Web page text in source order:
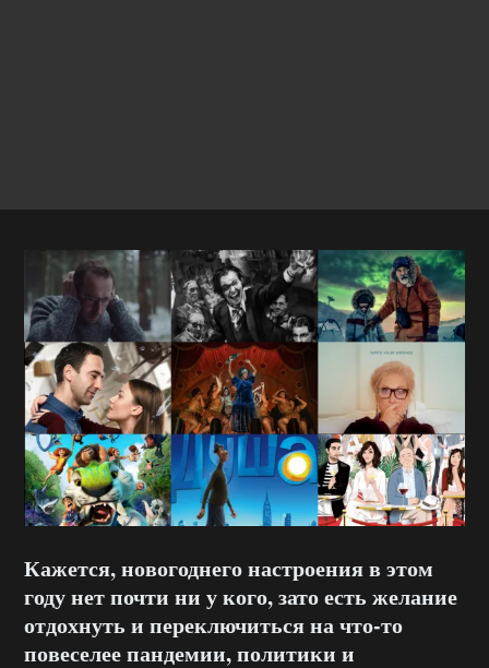
Кажется, новогоднего настроения в этом
году нет почти ни у кого, зато есть желание
отдохнуть и переключиться на что-то
повеселее пандемии, политики и